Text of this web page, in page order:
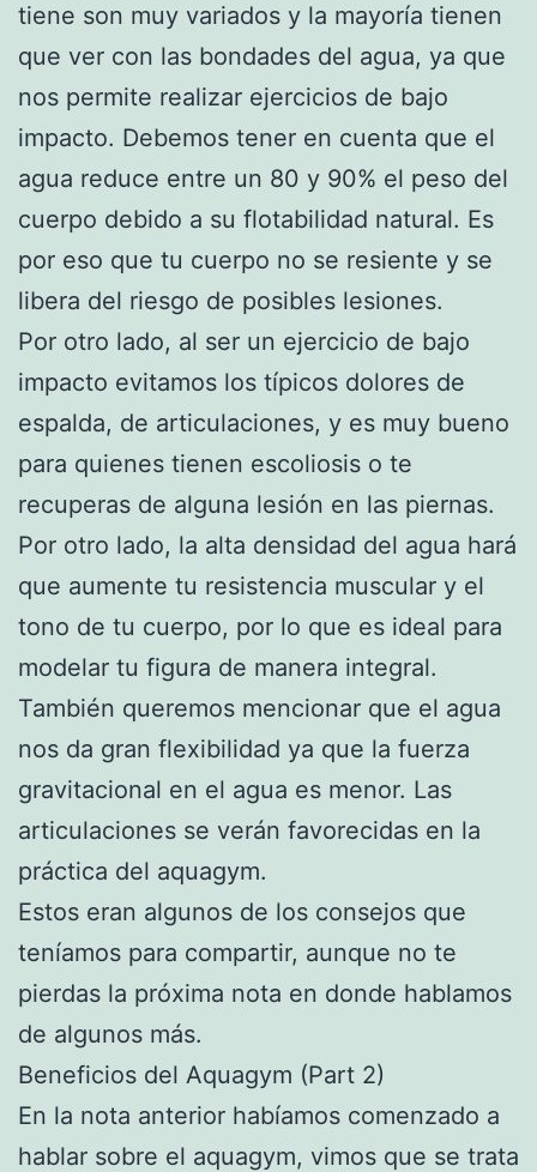
tiene son muy variados y la mayoría tienen
que ver con las bondades del agua, ya que
nos permite realizar ejercicios de bajo
impacto. Debemos tener en cuenta que el
agua reduce entre un 80 y 90% el peso del
cuerpo debido a su flotabilidad natural. Es
por eso que tu cuerpo no se resiente y se
libera del riesgo de posibles lesiones.
Por otro lado, al ser un ejercicio de bajo
impacto evitamos los típicos dolores de
espalda, de articulaciones, y es muy bueno
para quienes tienen escoliosis o te
recuperas de alguna lesión en las piernas.
Por otro lado, la alta densidad del agua hará
que aumente tu resistencia muscular y el
tono de tu cuerpo, por lo que es ideal para
modelar tu figura de manera integral.
También queremos mencionar que el agua
nos da gran flexibilidad ya que la fuerza
gravitacional en el agua es menor. Las
articulaciones se verán favorecidas en la
práctica del aquagym.
Estos eran algunos de los consejos que
teníamos para compartir, aunque no te
pierdas la próxima nota en donde hablamos
de algunos más.
Beneficios del Aquagym (Part 2)
En la nota anterior habíamos comenzado a
hablar sobre el aquagym, vimos que se trata